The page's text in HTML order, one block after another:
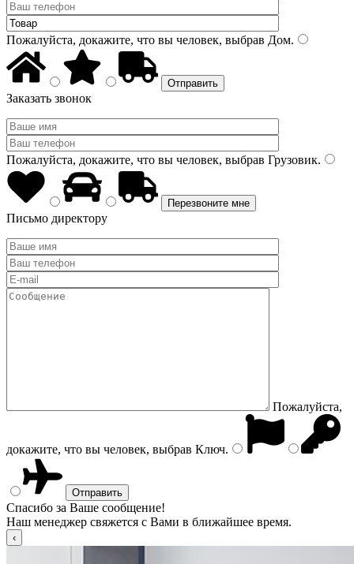
Пожалуйста, докажите, что вы человек, выбрав Дом.
Заказать звонок
Пожалуйста, докажите, что вы человек, выбрав Грузовик.
Письмо директору
Пожалуйста,
докажите, что вы человек, выбрав Ключ.
Спасибо за Ваше сообщение!
Наш менеджер свяжется с Вами в ближайшее время.